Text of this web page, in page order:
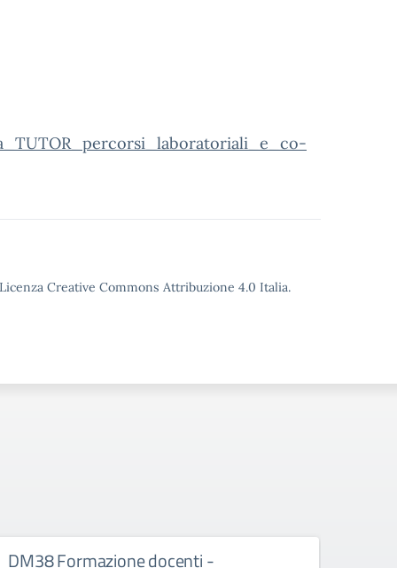
Creative Commons Attribuzione 4.0 Italia.
DM38 Formazione docenti -